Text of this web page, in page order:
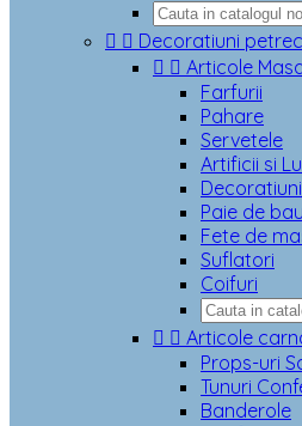
  Decoratiuni
  Articole
Farfurii
Pahare
Servetele
Artificii si
Paie de
Fete de
Suflatori
Coifuri
  Articole
Props-uri
Tunuri
Banderole